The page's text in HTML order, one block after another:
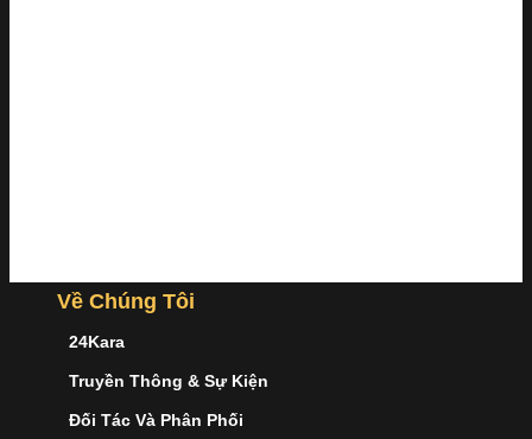
Về Chúng Tôi
24Kara
Truyền Thông & Sự Kiện
Đối Tác Và Phân Phối